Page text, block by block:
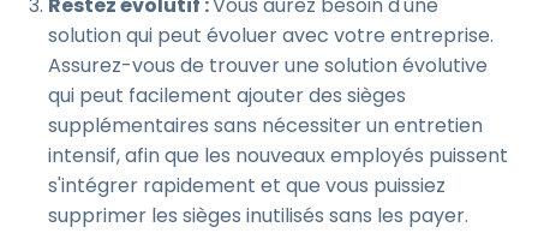
solution qui peut évoluer avec votre entreprise.
Assurez-vous de trouver une solution évolutive
qui peut facilement ajouter des sièges
supplémentaires sans nécessiter un entretien
intensif, afin que les nouveaux employés puissent
s'intégrer rapidement et que vous puissiez
supprimer les sièges inutilisés sans les payer.